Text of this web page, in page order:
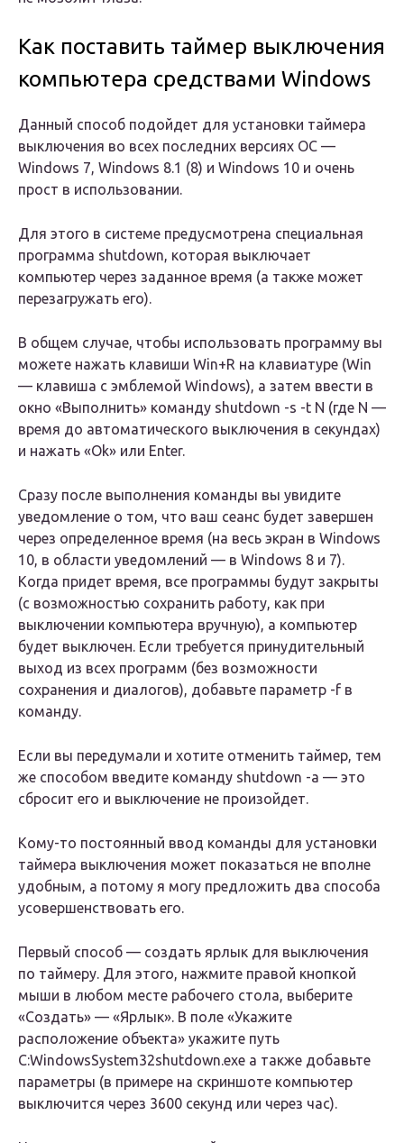
Как поставить таймер выключения
компьютера средствами Windows
Данный способ подойдет для установки таймера
выключения во всех последних версиях ОС —
Windows 7, Windows 8.1 (8) и Windows 10 и очень
прост в использовании.
Для этого в системе предусмотрена специальная
программа shutdown, которая выключает
компьютер через заданное время (а также может
перезагружать его).
В общем случае, чтобы использовать программу вы
можете нажать клавиши Win+R на клавиатуре (Win
— клавиша с эмблемой Windows), а затем ввести в
окно «Выполнить» команду shutdown -s -t N (где N —
время до автоматического выключения в секундах)
и нажать «Ok» или Enter.
Сразу после выполнения команды вы увидите
уведомление о том, что ваш сеанс будет завершен
через определенное время (на весь экран в Windows
10, в области уведомлений — в Windows 8 и 7).
Когда придет время, все программы будут закрыты
(с возможностью сохранить работу, как при
выключении компьютера вручную), а компьютер
будет выключен. Если требуется принудительный
выход из всех программ (без возможности
сохранения и диалогов), добавьте параметр -f в
команду.
Если вы передумали и хотите отменить таймер, тем
же способом введите команду shutdown -a — это
сбросит его и выключение не произойдет.
Кому-то постоянный ввод команды для установки
таймера выключения может показаться не вполне
удобным, а потому я могу предложить два способа
усовершенствовать его.
Первый способ — создать ярлык для выключения
по таймеру. Для этого, нажмите правой кнопкой
мыши в любом месте рабочего стола, выберите
«Создать» — «Ярлык». В поле «Укажите
расположение объекта» укажите путь
C:WindowsSystem32shutdown.exe а также добавьте
параметры (в примере на скриншоте компьютер
выключится через 3600 секунд или через час).